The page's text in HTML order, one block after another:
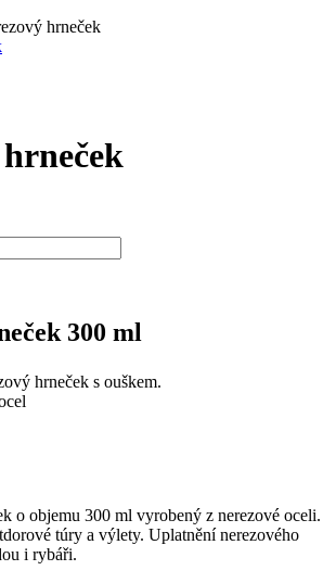
hrneček
300 ml
hrneček s ouškem.
o objemu 300 ml vyrobený z nerezové oceli.
túry a výlety. Uplatnění nerezového
i rybáři.